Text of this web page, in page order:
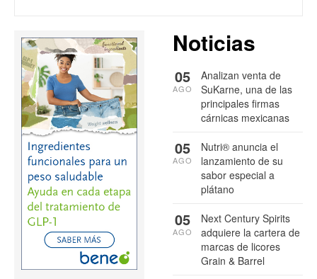
Noticias
Analizan venta de
SuKarne, una de las
principales firmas
cárnicas mexicanas
05
AGO
Nutri® anuncia el
lanzamiento de su
sabor especial a
plátano
05
AGO
Next Century Spirits
adquiere la cartera de
marcas de licores
Grain & Barrel
05
AGO